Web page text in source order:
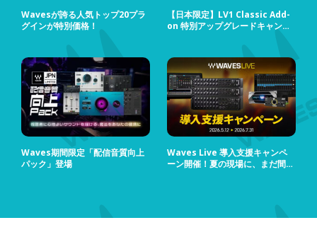
Wavesが誇る人気トップ20プラ
グインが特別価格！
【日本限定】LV1 Classic Add-
on 特別アップグレードキャンペ
Waves期間限定「配信音質向上
パック」登場
Waves Live 導入支援キャンペ
ーン開催！夏の現場に、まだ間に